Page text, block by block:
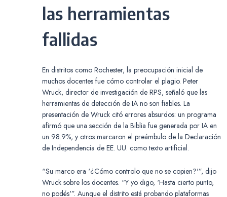
las herramientas
fallidas
En distritos como Rochester, la preocupación inicial de
muchos docentes fue cómo controlar el plagio. Peter
Wruck, director de investigación de RPS, señaló que las
herramientas de detección de IA no son fiables. La
presentación de Wruck citó errores absurdos: un programa
afirmó que una sección de la Biblia fue generada por IA en
un 98.9%, y otros marcaron el preámbulo de la Declaración
de Independencia de EE. UU. como texto artificial.
“Su marco era ‘¿Cómo controlo que no se copien?'”, dijo
Wruck sobre los docentes. “Y yo digo, ‘Hasta cierto punto,
no podés'”. Aunque el distrito está probando plataformas